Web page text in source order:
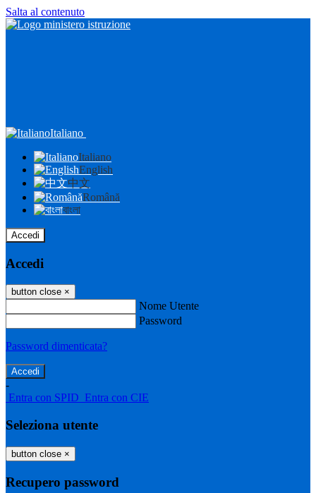
Salta al contenuto
Italiano
Italiano
English
中文
Română
বাংলা
Accedi
Accedi
button close ×
Nome Utente
Password
Password dimenticata?
-
Entra con SPID Entra con CIE
Seleziona utente
button close ×
Recupero password